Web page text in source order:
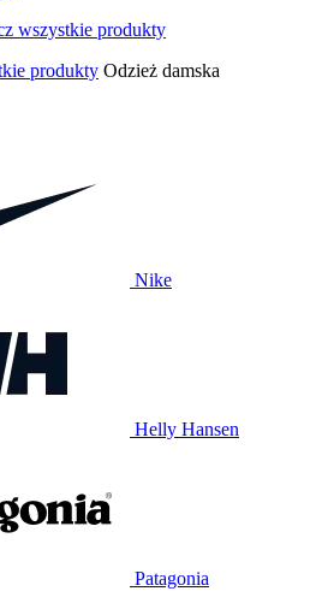
produkty Odzież damska
Nike
Helly Hansen
Patagonia